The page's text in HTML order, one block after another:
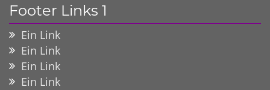
Footer Links 1
Ein Link
Ein Link
Ein Link
Ein Link